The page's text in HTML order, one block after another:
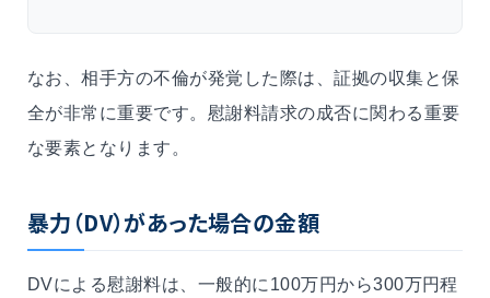
なお、相手方の不倫が発覚した際は、証拠の収集と保
全が非常に重要です。慰謝料請求の成否に関わる重要
な要素となります。
暴力（DV）があった場合の金額
DVによる慰謝料は、一般的に100万円から300万円程